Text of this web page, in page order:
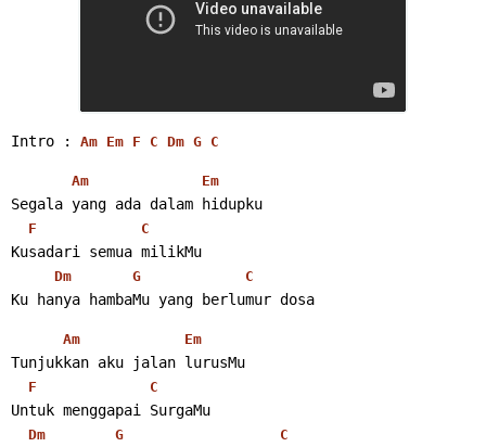
Intro : Am Em F C Dm G C
Am Em
Segala yang ada dalam hidupku
F C
Kusadari semua milikMu
Dm G C
Ku hanya hambaMu yang berlumur dosa
Am Em
Tunjukkan aku jalan lurusMu
F C
Untuk menggapai SurgaMu
Dm G C